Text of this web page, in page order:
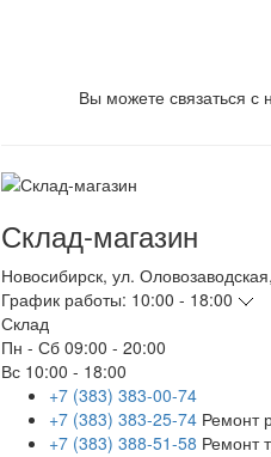
Вы можете связаться
Склад-магазин
Новосибирск, ул.
График работы: 10:00 - 18:00
Склад
Пн - Сб 09:00 - 20:00
Вс 10:00 - 18:00
+7 (383) 383-00-74
+7 (383) 383-25-74 Ремонт
+7 (383) 388-51-58 Ремонт